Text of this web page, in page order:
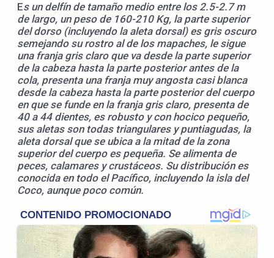
Es un delfín de tamaño medio entre los 2.5-2.7 m
de largo, un peso de 160-210 Kg, la parte superior
del dorso (incluyendo la aleta dorsal) es gris oscuro
semejando su rostro al de los mapaches, le sigue
una franja gris claro que va desde la parte superior
de la cabeza hasta la parte posterior antes de la
cola, presenta una franja muy angosta casi blanca
desde la cabeza hasta la parte posterior del cuerpo
en que se funde en la franja gris claro, presenta de
40 a 44 dientes, es robusto y con hocico pequeño,
sus aletas son todas triangulares y puntiagudas, la
aleta dorsal que se ubica a la mitad de la zona
superior del cuerpo es pequeña. Se alimenta de
peces, calamares y crustáceos. Su distribución es
conocida en todo el Pacífico, incluyendo la isla del
Coco, aunque poco común.